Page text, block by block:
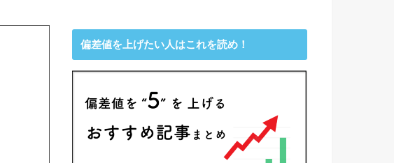
偏差値を上げたい人はこれを読め！